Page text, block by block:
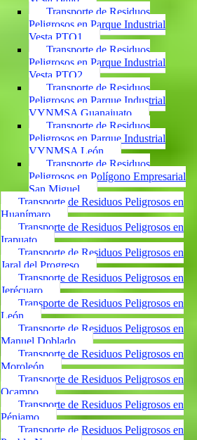
Transporte de Residuos
Peligrosos en Parque Industrial
Vesta PTO1
Transporte de Residuos
Peligrosos en Parque Industrial
Vesta PTO2
Transporte de Residuos
Peligrosos en Parque Industrial
VYNMSA Guanajuato
Transporte de Residuos
Peligrosos en Parque Industrial
VYNMSA León
Transporte de Residuos
Peligrosos en Polígono Empresarial
San Miguel
Transporte de Residuos Peligrosos en
Huanímaro
Transporte de Residuos Peligrosos en
Irapuato
Transporte de Residuos Peligrosos en
Jaral del Progreso
Transporte de Residuos Peligrosos en
Jerécuaro
Transporte de Residuos Peligrosos en
León
Transporte de Residuos Peligrosos en
Manuel Doblado
Transporte de Residuos Peligrosos en
Moroleón
Transporte de Residuos Peligrosos en
Ocampo
Transporte de Residuos Peligrosos en
Pénjamo
Transporte de Residuos Peligrosos en